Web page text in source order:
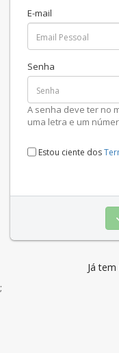
E-mail
Senha
A senha deve ter no
uma letra e um
Estou ciente dos
Já
;